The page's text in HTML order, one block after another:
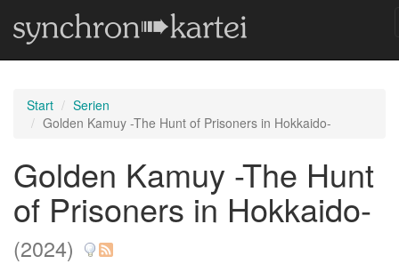
Start
Serien
Golden Kamuy -The Hunt of Prisoners in Hokkaido-
Golden Kamuy -The Hunt
of Prisoners in Hokkaido-
(2024)